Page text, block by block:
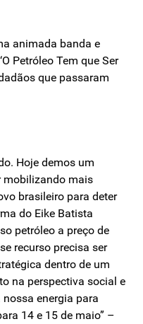
animada banda e
Petróleo Tem que Ser
que passaram
Hoje demos um
mobilizando mais
brasileiro para deter
do Eike Batista
petróleo a preço de
recurso precisa ser
dentro de um
na perspectiva social e
energia para
14 e 15 de maio” –